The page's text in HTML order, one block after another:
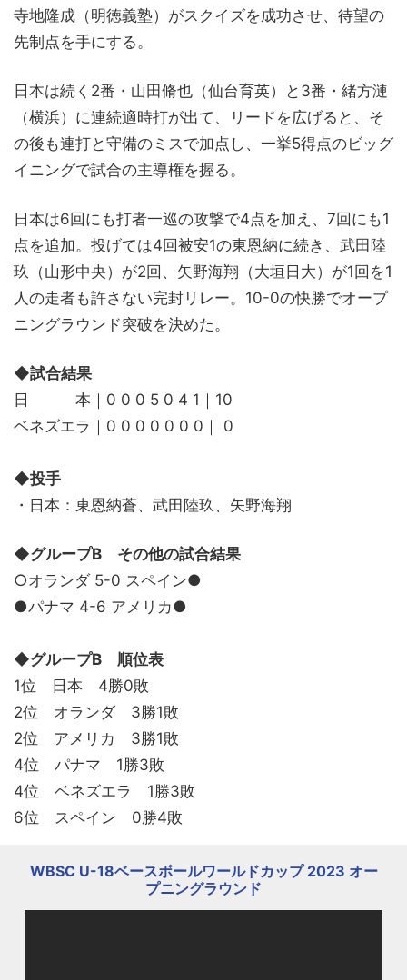
寺地隆成（明徳義塾）がスクイズを成功させ、待望の
先制点を手にする。
日本は続く2番・山田脩也（仙台育英）と3番・緒方漣
（横浜）に連続適時打が出て、リードを広げると、そ
の後も連打と守備のミスで加点し、一挙5得点のビッグ
イニングで試合の主導権を握る。
日本は6回にも打者一巡の攻撃で4点を加え、7回にも1
点を追加。投げては4回被安1の東恩納に続き、武田陸
玖（山形中央）が2回、矢野海翔（大垣日大）が1回を1
人の走者も許さない完封リレー。10-0の快勝でオープ
ニングラウンド突破を決めた。
◆試合結果
日 本｜0 0 0 5 0 4 1｜10
ベネズエラ｜0 0 0 0 0 0 0｜ 0
◆投手
・日本：東恩納蒼、武田陸玖、矢野海翔
◆グループB その他の試合結果
○オランダ 5-0 スペイン●
●パナマ 4-6 アメリカ●
◆グループB 順位表
1位 日本 4勝0敗
2位 オランダ 3勝1敗
2位 アメリカ 3勝1敗
4位 パナマ 1勝3敗
4位 ベネズエラ 1勝3敗
6位 スペイン 0勝4敗
WBSC U-18ベースボールワールドカップ 2023 オー
プニングラウンド